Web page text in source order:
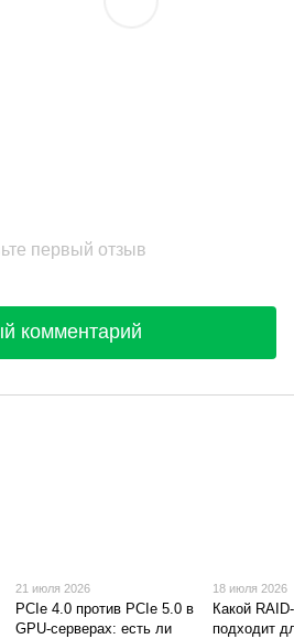
первый отзыв
комментарий
21 июля 2026
PCIe 4.0 против PCIe 5.0 в
GPU-серверах: есть ли
18 июля 2026
Какой
подходит